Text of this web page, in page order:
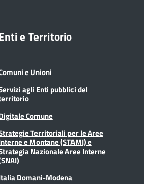
e Territorio
e Unioni
agli Enti pubblici del
Comune
Territoriali per le Aree
e Montane (STAMI) e
Nazionale Aree Interne
Domani-Modena